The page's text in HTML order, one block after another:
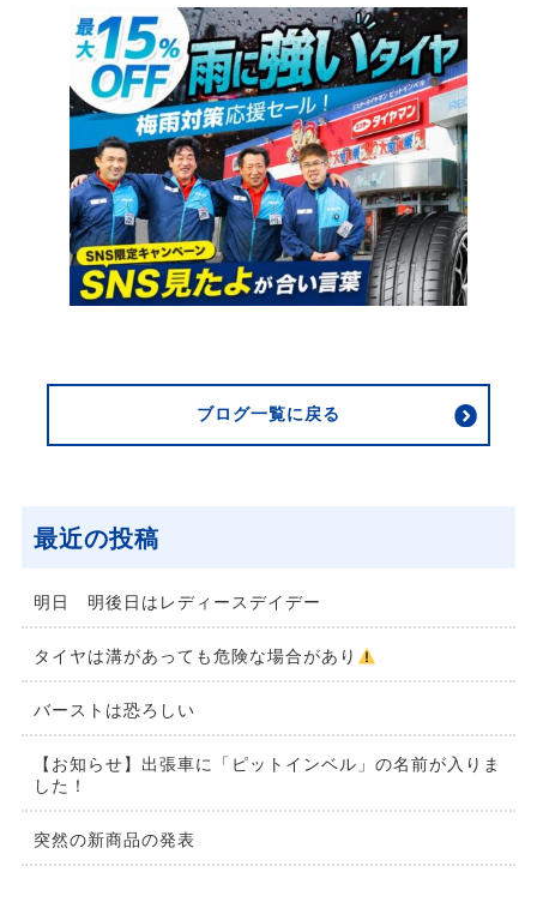
ブログ一覧に戻る
最近の投稿
明日 明後日はレディースデイデー
タイヤは溝があっても危険な場合があり
バーストは恐ろしい
【お知らせ】出張車に「ピットインベル」の名前が入りま
した！
突然の新商品の発表